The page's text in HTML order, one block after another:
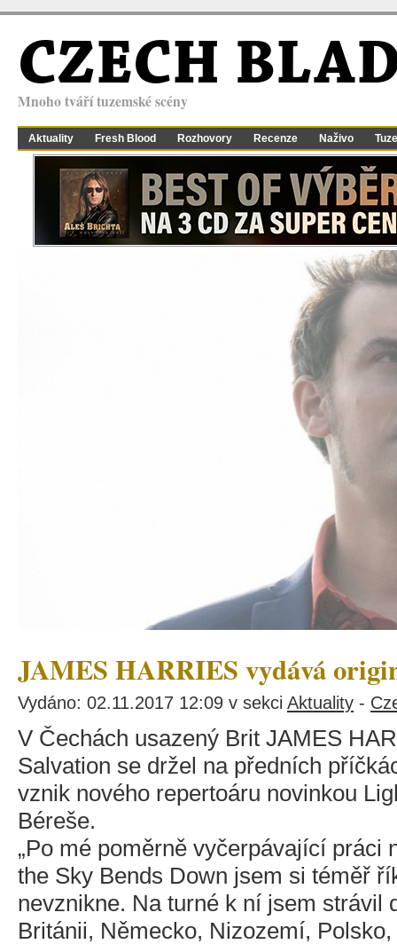
CZECH
Mnoho tváří tuzemské scény
Aktuality Fresh Blood Rozhovory Recenze Naživo
JAMES HARRIES vydává
Vydáno: 02.11.2017 12:09 v sekci Aktuality -
V Čechách usazený Brit JAMES
Salvation se držel na předních
vznik nového repertoáru novinkou
Béreše.
„Po mé poměrně vyčerpávající práci
the Sky Bends Down jsem si téměř
nevznikne. Na turné k ní jsem strávil
Británii, Německo, Nizozemí,